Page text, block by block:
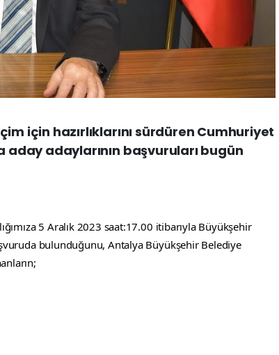
için hazırlıklarını sürdüren Cumhuriyet
aday adaylarının başvuruları bugün
5 Aralık 2023 saat:17.00 itibarıyla Büyükşehir
bulunduğunu, Antalya Büyükşehir Belediye